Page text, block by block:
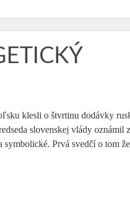
klesli o štvrtinu dodávky
slovenskej vlády oznámil
Prvá svedčí o tom